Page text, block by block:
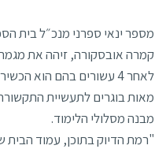
מספר ינאי ספרני מנכ״ל בית
קמרה אובסקורה, זיהה את
לאחר 4 עשורים בהם הוא
מאות בוגרים לתעשיית
מבנה מסלולי הלימוד.
"רמת הדיוק בתוכן, עמוד